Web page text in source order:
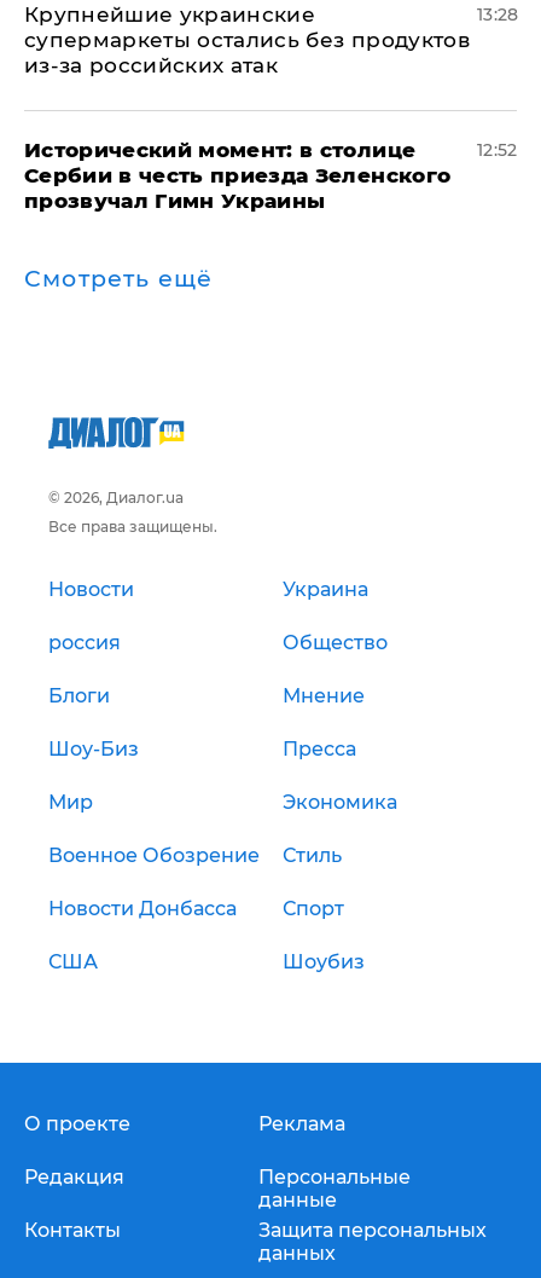
Крупнейшие украинские
супермаркеты остались без продуктов
из-за российских атак
13:28
Исторический момент: в столице
Сербии в честь приезда Зеленского
прозвучал Гимн Украины
12:52
Смотреть ещё
© 2026, Диалог.ua
Все права защищены.
Новости Украина
россия Общество
Блоги Мнение
Шоу-Биз Пресса
Мир Экономика
Военное Обозрение Стиль
Новости Донбасса Спорт
США Шоубиз
О проекте
Редакция
Контакты
Реклама
Персональные
данные
Защита персональных
данных